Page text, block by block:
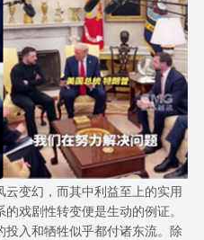
变幻，而其中利益至上的实用
戏剧性转变便是生动的例证。
入和牺牲似乎都付诸东流。除